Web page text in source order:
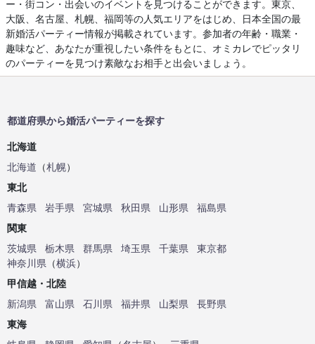
ー・街コン・出会いのイベントを見つけることができます。東京、
大阪、名古屋、札幌、福岡等の人気エリアをはじめ、日本全国の最
新婚活パーティー情報が掲載されています。参加者の年齢・職業・
趣味など、あなたが重視したい条件をもとに、オミカレでピッタリ
のパーティーを見つけ素敵なお相手と出会いましょう。
都道府県から婚活パーティーを探す
北海道
北海道 （札幌）
東北
青森県
岩手県 宮城県 秋田県 山形県
福島県
関東
茨城県
栃木県 群馬県 埼玉県 千葉県
東京都
神奈川県 （横浜）
甲信越・北陸
新潟県
富山県 石川県 福井県 山梨県
長野県
東海